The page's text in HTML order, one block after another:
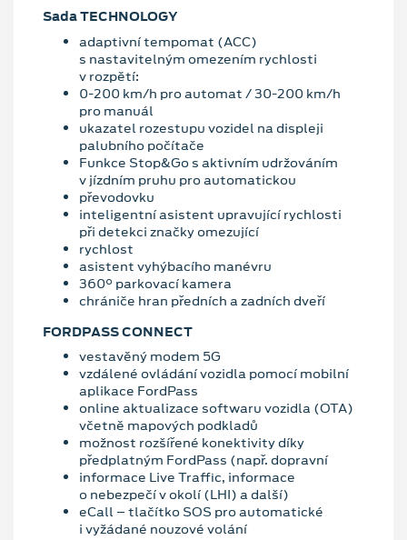
Sada TECHNOLOGY
adaptivní tempomat (ACC)
s nastavitelným omezením rychlosti
v rozpětí:
0-200 km/h pro automat / 30-200 km/h
pro manuál
ukazatel rozestupu vozidel na displeji
palubního počítače
Funkce Stop&Go s aktivním udržováním
v jízdním pruhu pro automatickou
převodovku
inteligentní asistent upravující rychlosti
při detekci značky omezující
rychlost
asistent vyhýbacího manévru
360° parkovací kamera
chrániče hran předních a zadních dveří
FORDPASS CONNECT
vestavěný modem 5G
vzdálené ovládání vozidla pomocí mobilní
aplikace FordPass
online aktualizace softwaru vozidla (OTA)
včetně mapových podkladů
možnost rozšířené konektivity díky
předplatným FordPass (např. dopravní
informace Live Traffic, informace
o nebezpečí v okolí (LHI) a další)
eCall – tlačítko SOS pro automatické
i vyžádané nouzové volání